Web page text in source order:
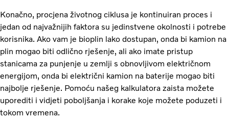
Konačno, procjena životnog ciklusa je kontinuiran proces i
jedan od najvažnijih faktora su jedinstvene okolnosti i potrebe
korisnika. Ako vam je bioplin lako dostupan, onda bi kamion na
plin mogao biti odlično rješenje, ali ako imate pristup
stanicama za punjenje u zemlji s obnovljivom električnom
energijom, onda bi električni kamion na baterije mogao biti
najbolje rješenje. Pomoću našeg kalkulatora zaista možete
uporediti i vidjeti poboljšanja i korake koje možete poduzeti i
tokom vremena.